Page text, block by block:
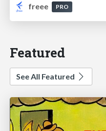
freee
PRO
Featured
See All Featured